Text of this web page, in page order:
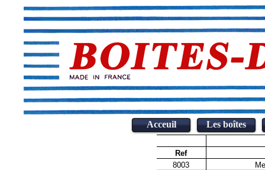
Acceuil Les boîtes
Ref
8003